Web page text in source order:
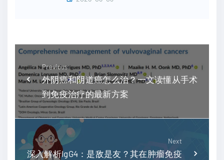
Previous
外阴癌和阴道癌怎么治？一文读懂从手术
到免疫治疗的最新方案
Next
深入解析IgG4：是敌是友？其在肿瘤免疫